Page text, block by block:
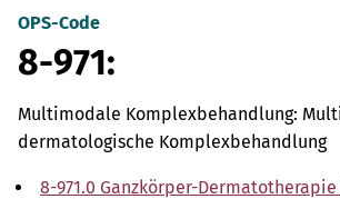
OPS-Code
8-971:
Multimodale Komplexbehandlung:
dermatologische Komplexbehandlung
8-971.0 Ganzkörper-